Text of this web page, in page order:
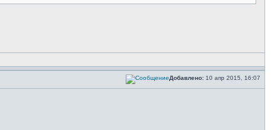
Добавлено: 10 апр 2015, 16:07